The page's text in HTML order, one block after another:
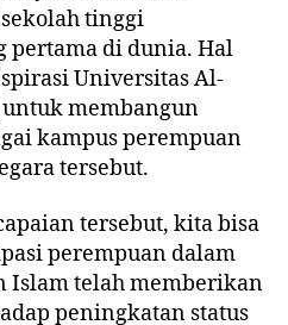
tinggi
pertama di dunia. Hal
Universitas Al-
membangun
kampus perempuan
tersebut.
tersebut, kita bisa
perempuan dalam
Islam telah memberikan
peningkatan status